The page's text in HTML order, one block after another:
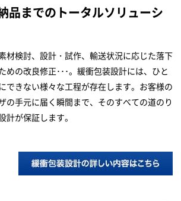
品までのトータルソリューシ
材検討、設計・試作、輸送状況に応じた落下
めの改良修正･･･。緩衝包装設計には、ひと
できない様々な工程が存在します。お客様の
の手元に届く瞬間まで、そのすべての道のり
計が保証します。